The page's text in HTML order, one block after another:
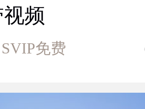
频
SVIP免费